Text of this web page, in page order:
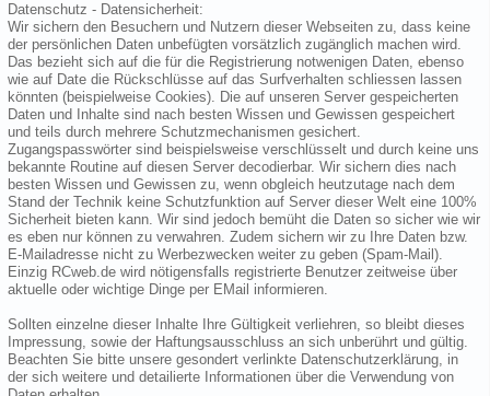
Datenschutz - Datensicherheit:
Wir sichern den Besuchern und Nutzern dieser Webseiten zu, dass keine
der persönlichen Daten unbefügten vorsätzlich zugänglich machen wird.
Das bezieht sich auf die für die Registrierung notwenigen Daten, ebenso
wie auf Date die Rückschlüsse auf das Surfverhalten schliessen lassen
könnten (beispielweise Cookies). Die auf unseren Server gespeicherten
Daten und Inhalte sind nach besten Wissen und Gewissen gespeichert
und teils durch mehrere Schutzmechanismen gesichert.
Zugangspasswörter sind beispielsweise verschlüsselt und durch keine uns
bekannte Routine auf diesen Server decodierbar. Wir sichern dies nach
besten Wissen und Gewissen zu, wenn obgleich heutzutage nach dem
Stand der Technik keine Schutzfunktion auf Server dieser Welt eine 100%
Sicherheit bieten kann. Wir sind jedoch bemüht die Daten so sicher wie wir
es eben nur können zu verwahren. Zudem sichern wir zu Ihre Daten bzw.
E-Mailadresse nicht zu Werbezwecken weiter zu geben (Spam-Mail).
Einzig RCweb.de wird nötigensfalls registrierte Benutzer zeitweise über
aktuelle oder wichtige Dinge per EMail informieren.
Sollten einzelne dieser Inhalte Ihre Gültigkeit verliehren, so bleibt dieses
Impressung, sowie der Haftungsausschluss an sich unberührt und gültig.
Beachten Sie bitte unsere gesondert verlinkte Datenschutzerklärung, in
der sich weitere und detailierte Informationen über die Verwendung von